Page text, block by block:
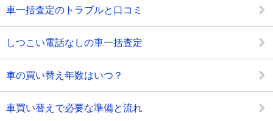
車一括査定のトラブルと口コミ
しつこい電話なしの車一括査定
車の買い替え年数はいつ？
車買い替えで必要な準備と流れ